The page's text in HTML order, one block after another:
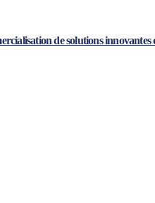
de solutions